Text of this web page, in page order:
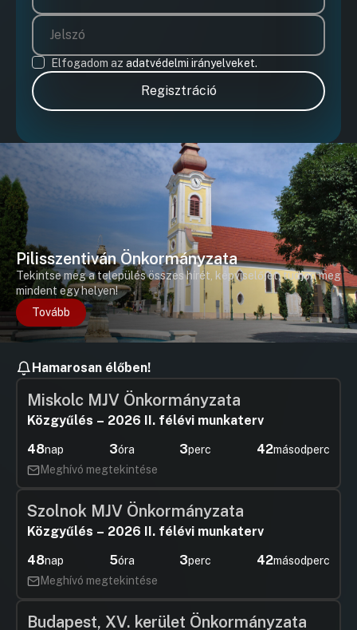
Elfogadom az adatvédelmi irányelveket.
Regisztráció
Pilisszentiván Önkormányzata
Tekintse meg a település összes hírét, képviselőjét, tudjon meg
mindent egy helyen!
Tovább
Hamarosan élőben!
Miskolc MJV Önkormányzata
Közgyűlés – 2026 II. félévi munkaterv
48nap 3óra 3perc 42másodperc
Meghívó megtekintése
Szolnok MJV Önkormányzata
Közgyűlés – 2026 II. félévi munkaterv
48nap 5óra 3perc 42másodperc
Meghívó megtekintése
Budapest, XV. kerület Önkormányzata